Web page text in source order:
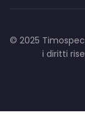
© 2025
i diritti